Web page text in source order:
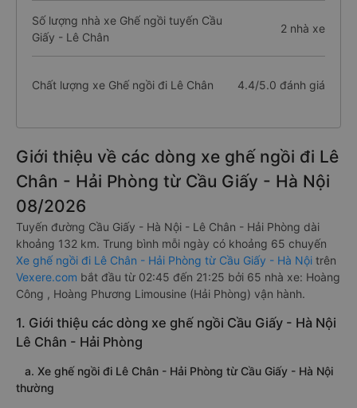
Số lượng nhà xe Ghế ngồi tuyến Cầu
Giấy - Lê Chân
2 nhà xe
Chất lượng xe Ghế ngồi đi Lê Chân 4.4/5.0 đánh giá
Giới thiệu về các dòng xe ghế ngồi đi Lê
Chân - Hải Phòng từ Cầu Giấy - Hà Nội
08/2026
Tuyến đường Cầu Giấy - Hà Nội - Lê Chân - Hải Phòng dài
khoảng 132 km. Trung bình mỗi ngày có khoảng 65 chuyến
Xe ghế ngồi đi Lê Chân - Hải Phòng từ Cầu Giấy - Hà Nội trên
Vexere.com bắt đầu từ 02:45 đến 21:25 bởi 65 nhà xe: Hoàng
Công , Hoàng Phương Limousine (Hải Phòng) vận hành.
1. Giới thiệu các dòng xe ghế ngồi Cầu Giấy - Hà Nội
Lê Chân - Hải Phòng
a. Xe ghế ngồi đi Lê Chân - Hải Phòng từ Cầu Giấy - Hà Nội
thường